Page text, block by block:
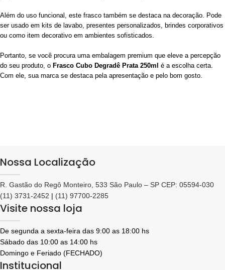
Além do uso funcional, este frasco também se destaca na decoração. Pode
ser usado em kits de lavabo, presentes personalizados, brindes corporativos
ou como item decorativo em ambientes sofisticados.
Portanto, se você procura uma embalagem premium que eleve a percepção
do seu produto, o Frasco Cubo Degradê Prata 250ml é a escolha certa.
Com ele, sua marca se destaca pela apresentação e pelo bom gosto.
Nossa Localização
R. Gastão do Regô Monteiro, 533 São Paulo – SP CEP: 05594-030
(11) 3731-2452 | (11) 97700-2285
Visite nossa loja
De segunda a sexta-feira das 9:00 as 18:00 hs
Sábado das 10:00 as 14:00 hs
Domingo e Feriado (FECHADO)
Institucional